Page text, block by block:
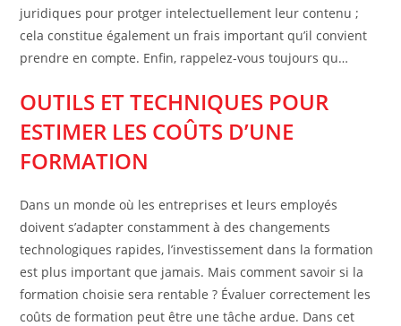
juridiques pour protger intelectuellement leur contenu ;
cela constitue également un frais important qu’il convient
prendre en compte. Enfin, rappelez-vous toujours qu…
OUTILS ET TECHNIQUES POUR
ESTIMER LES COÛTS D’UNE
FORMATION
Dans un monde où les entreprises et leurs employés
doivent s’adapter constamment à des changements
technologiques rapides, l’investissement dans la formation
est plus important que jamais. Mais comment savoir si la
formation choisie sera rentable ? Évaluer correctement les
coûts de formation peut être une tâche ardue. Dans cet